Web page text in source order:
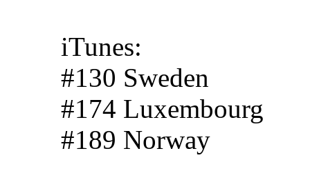
iTunes:
#130 Sweden
#174 Luxembourg
#189 Norway